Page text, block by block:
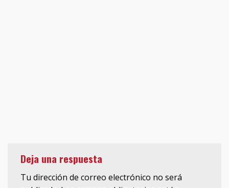
Deja una respuesta
Tu dirección de correo electrónico no será